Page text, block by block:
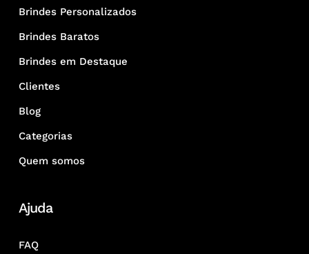
Brindes Personalizados
Brindes Baratos
Brindes em Destaque
Clientes
Blog
Categorias
Quem somos
Ajuda
FAQ